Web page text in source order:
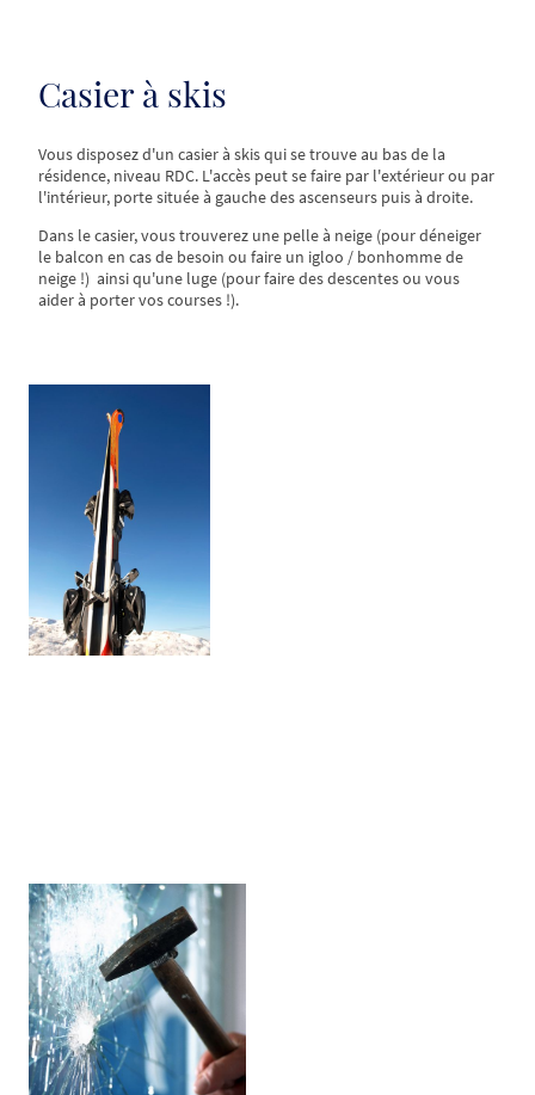
Casier à skis
Vous disposez d'un casier à skis qui se trouve au bas de la
résidence, niveau RDC. L'accès peut se faire par l'extérieur ou par
l'intérieur, porte située à gauche des ascenseurs puis à droite.
Dans le casier, vous trouverez une pelle à neige (pour déneiger
le balcon en cas de besoin ou faire un igloo / bonhomme de
neige !) ainsi qu'une luge (pour faire des descentes ou vous
aider à porter vos courses !).